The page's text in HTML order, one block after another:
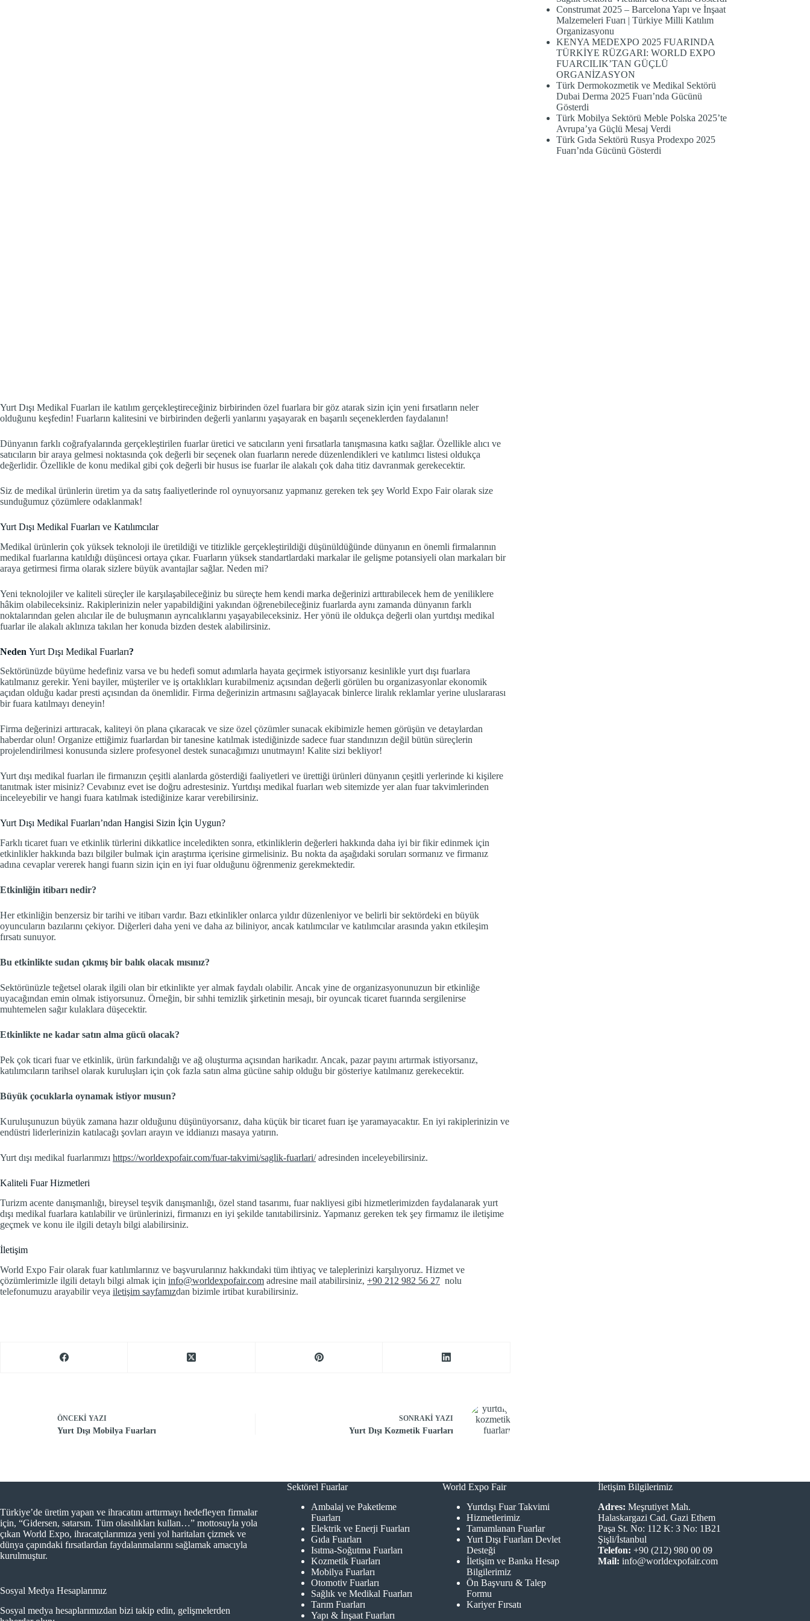
Yurt Dışı Medikal Fuarları ile katılım gerçekleştireceğiniz birbirinden özel fuarlara bir göz atarak sizin için yeni fırsatların neler
olduğunu keşfedin! Fuarların kalitesini ve birbirinden değerli yanlarını yaşayarak en başarılı seçeneklerden faydalanın!
Dünyanın farklı coğrafyalarında gerçekleştirilen fuarlar üretici ve satıcıların yeni fırsatlarla tanışmasına katkı sağlar. Özellikle alıcı ve
satıcıların bir araya gelmesi noktasında çok değerli bir seçenek olan fuarların nerede düzenlendikleri ve katılımcı listesi oldukça
değerlidir. Özellikle de konu medikal gibi çok değerli bir husus ise fuarlar ile alakalı çok daha titiz davranmak gerekecektir.
Siz de medikal ürünlerin üretim ya da satış faaliyetlerinde rol oynuyorsanız yapmanız gereken tek şey World Expo Fair olarak size
sunduğumuz çözümlere odaklanmak!
Yurt Dışı Medikal Fuarları ve Katılımcılar
Medikal ürünlerin çok yüksek teknoloji ile üretildiği ve titizlikle gerçekleştirildiği düşünüldüğünde dünyanın en önemli firmalarının
medikal fuarlarına katıldığı düşüncesi ortaya çıkar. Fuarların yüksek standartlardaki markalar ile gelişme potansiyeli olan markaları bir
araya getirmesi firma olarak sizlere büyük avantajlar sağlar. Neden mi?
Yeni teknolojiler ve kaliteli süreçler ile karşılaşabileceğiniz bu süreçte hem kendi marka değerinizi arttırabilecek hem de yeniliklere
hâkim olabileceksiniz. Rakiplerinizin neler yapabildiğini yakından öğrenebileceğiniz fuarlarda aynı zamanda dünyanın farklı
noktalarından gelen alıcılar ile de buluşmanın ayrıcalıklarını yaşayabileceksiniz. Her yönü ile oldukça değerli olan yurtdışı medikal
fuarlar ile alakalı aklınıza takılan her konuda bizden destek alabilirsiniz.
Neden Yurt Dışı Medikal Fuarları?
Sektörünüzde büyüme hedefiniz varsa ve bu hedefi somut adımlarla hayata geçirmek istiyorsanız kesinlikle yurt dışı fuarlara
katılmanız gerekir. Yeni bayiler, müşteriler ve iş ortaklıkları kurabilmeniz açısından değerli görülen bu organizasyonlar ekonomik
açıdan olduğu kadar presti açısından da önemlidir. Firma değerinizin artmasını sağlayacak binlerce liralık reklamlar yerine uluslararası
bir fuara katılmayı deneyin!
Firma değerinizi arttıracak, kaliteyi ön plana çıkaracak ve size özel çözümler sunacak ekibimizle hemen görüşün ve detaylardan
haberdar olun! Organize ettiğimiz fuarlardan bir tanesine katılmak istediğinizde sadece fuar standınızın değil bütün süreçlerin
projelendirilmesi konusunda sizlere profesyonel destek sunacağımızı unutmayın! Kalite sizi bekliyor!
Yurt dışı medikal fuarları ile firmanızın çeşitli alanlarda gösterdiği faaliyetleri ve ürettiği ürünleri dünyanın çeşitli yerlerinde ki kişilere
tanıtmak ister misiniz? Cevabınız evet ise doğru adrestesiniz. Yurtdışı medikal fuarları web sitemizde yer alan fuar takvimlerinden
inceleyebilir ve hangi fuara katılmak istediğinize karar verebilirsiniz.
Yurt Dışı Medikal Fuarları’ndan Hangisi Sizin İçin Uygun?
Farklı ticaret fuarı ve etkinlik türlerini dikkatlice inceledikten sonra, etkinliklerin değerleri hakkında daha iyi bir fikir edinmek için
etkinlikler hakkında bazı bilgiler bulmak için araştırma içerisine girmelisiniz. Bu nokta da aşağıdaki soruları sormanız ve firmanız
adına cevaplar vererek hangi fuarın sizin için en iyi fuar olduğunu öğrenmeniz gerekmektedir.
Etkinliğin itibarı nedir?
Her etkinliğin benzersiz bir tarihi ve itibarı vardır. Bazı etkinlikler onlarca yıldır düzenleniyor ve belirli bir sektördeki en büyük
oyuncuların bazılarını çekiyor. Diğerleri daha yeni ve daha az biliniyor, ancak katılımcılar ve katılımcılar arasında yakın etkileşim
fırsatı sunuyor.
Bu etkinlikte sudan çıkmış bir balık olacak mısınız?
Sektörünüzle teğetsel olarak ilgili olan bir etkinlikte yer almak faydalı olabilir. Ancak yine de organizasyonunuzun bir etkinliğe
uyacağından emin olmak istiyorsunuz. Örneğin, bir sıhhi temizlik şirketinin mesajı, bir oyuncak ticaret fuarında sergilenirse
muhtemelen sağır kulaklara düşecektir.
Etkinlikte ne kadar satın alma gücü olacak?
Pek çok ticari fuar ve etkinlik, ürün farkındalığı ve ağ oluşturma açısından harikadır. Ancak, pazar payını artırmak istiyorsanız,
katılımcıların tarihsel olarak kuruluşları için çok fazla satın alma gücüne sahip olduğu bir gösteriye katılmanız gerekecektir.
Büyük çocuklarla oynamak istiyor musun?
Kuruluşunuzun büyük zamana hazır olduğunu düşünüyorsanız, daha küçük bir ticaret fuarı işe yaramayacaktır. En iyi rakiplerinizin ve
endüstri liderlerinizin katılacağı şovları arayın ve iddianızı masaya yatırın.
Yurt dışı medikal fuarlarımızı https://worldexpofair.com/fuar-takvimi/saglik-fuarlari/adresinden inceleyebilirsiniz.
Kaliteli Fuar Hizmetleri
Turizm acente danışmanlığı, bireysel teşvik danışmanlığı, özel stand tasarımı, fuar nakliyesi gibi hizmetlerimizden faydalanarak yurt
dışı medikal fuarlara katılabilir ve ürünlerinizi, firmanızı en iyi şekilde tanıtabilirsiniz. Yapmanız gereken tek şey firmamız ile iletişime
geçmek ve konu ile ilgili detaylı bilgi alabilirsiniz.
İletişim
World Expo Fair olarak fuar katılımlarınız ve başvurularınız hakkındaki tüm ihtiyaç ve taleplerinizi karşılıyoruz. Hizmet ve
çözümlerimizle ilgili detaylı bilgi almak için info@worldexpofair.com adresine mail atabilirsiniz, +90 212 982 56 27 nolu
telefonumuzu arayabilir veya iletişim sayfamızdan bizimle irtibat kurabilirsiniz.
ÖNCEKI YAZI
Yurt Dışı Mobilya Fuarları
SONRAKI YAZI
Yurt Dışı Kozmetik Fuarları
Construmat 2025 – Barcelona Yapı ve İnşaat
Malzemeleri Fuarı | Türkiye Milli Katılım
Organizasyonu
KENYA MEDEXPO 2025 FUARINDA
TÜRKİYE RÜZGARI: WORLD EXPO
FUARCILIK’TAN GÜÇLÜ
ORGANİZASYON
Türk Dermokozmetik ve Medikal Sektörü
Dubai Derma 2025 Fuarı’nda Gücünü
Gösterdi
Türk Mobilya Sektörü Meble Polska 2025’te
Avrupa’ya Güçlü Mesaj Verdi
Türk Gıda Sektörü Rusya Prodexpo 2025
Fuarı’nda Gücünü Gösterdi
Türkiye’de üretim yapan ve ihracatını arttırmayı hedefleyen firmalar
için, “Gidersen, satarsın. Tüm olasılıkları kullan…” mottosuyla yola
çıkan World Expo, ihracatçılarımıza yeni yol haritaları çizmek ve
dünya çapındaki fırsatlardan faydalanmalarını sağlamak amacıyla
kurulmuştur.
Sosyal Medya Hesaplarımız
Sosyal medya hesaplarımızdan bizi takip edin, gelişmelerden
Sektörel Fuarlar
Ambalaj ve Paketleme
Fuarları
Elektrik ve Enerji Fuarları
Gıda Fuarları
Isıtma-Soğutma Fuarları
Kozmetik Fuarları
Mobilya Fuarları
Otomotiv Fuarları
Sağlık ve Medikal Fuarları
Tarım Fuarları
Yapı & İnşaat Fuarları
World Expo Fair
Yurtdışı Fuar Takvimi
Hizmetlerimiz
Tamamlanan Fuarlar
Yurt Dışı Fuarları Devlet
Desteği
İletişim ve Banka Hesap
Bilgilerimiz
Ön Başvuru & Talep
Formu
Kariyer Fırsatı
İletişim Bilgilerimiz
Adres: Meşrutiyet Mah.
Halaskargazi Cad. Gazi Ethem
Paşa St. No: 112 K: 3 No: 1B21
Şişli/İstanbul
Telefon: +90 (212) 980 00 09
Mail: info@worldexpofair.com